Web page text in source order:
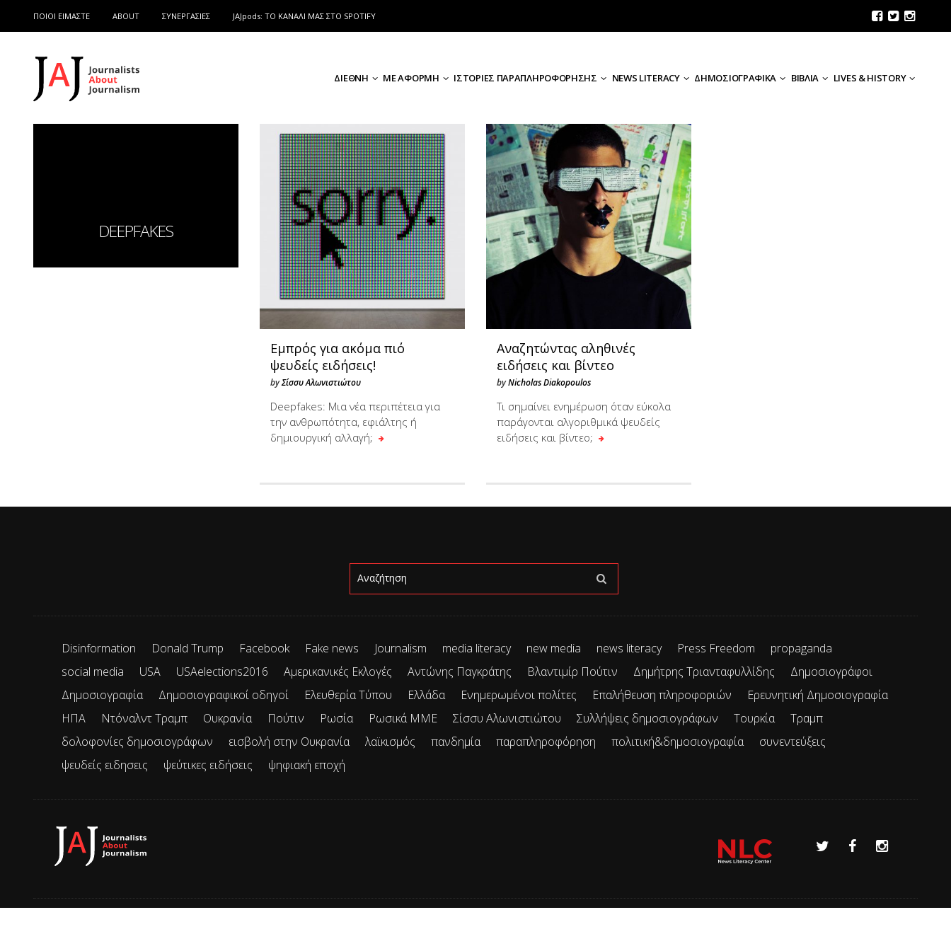
ΠΟΙΟΙ ΕΙΜΑΣΤΕ ABOUT ΣΥΝΕΡΓΑΣΙΕΣ JAJpods: TO ΚΑΝΑΛΙ ΜΑΣ ΣΤΟ SPOTIFY
ΔΙΕΘΝΗ ΜΕ ΑΦΟΡΜΗ ΙΣΤΟΡΙΕΣ ΠΑΡΑΠΛΗΡΟΦΟΡΗΣΗΣ NEWS LITERACY ΔΗΜΟΣΙΟΓΡΑΦΙΚΑ ΒΙΒΛΙΑ LIVES & HISTORY
DEEPFAKES
Εμπρός για ακόμα πιό
ψευδείς ειδήσεις!
byΣίσσυ Αλωνιστιώτου
Deepfakes: Μια νέα περιπέτεια για
την ανθρωπότητα, εφιάλτης ή
δημιουργική αλλαγή;
Αναζητώντας αληθινές
ειδήσεις και βίντεο
byNicholas Diakopoulos
Τι σημαίνει ενημέρωση όταν εύκολα
παράγονται αλγοριθμικά ψευδείς
ειδήσεις και βίντεο;
Disinformation Donald Trump Facebook Fake news Journalism media literacy new media news literacy Press Freedom
propaganda
social media
USA USAelections2016 Αμερικανικές Εκλογές Αντώνης Παγκράτης Βλαντιμίρ Πούτιν Δημήτρης Τριανταφυλλίδης
Δημοσιογράφοι
Δημοσιογραφία
Δημοσιογραφικοί οδηγοί Ελευθερία Τύπου Ελλάδα Ενημερωμένοι πολίτες Επαλήθευση πληροφοριών
Ερευνητική Δημοσιογραφία
ΗΠΑ
Ντόναλντ Τραμπ Ουκρανία Πούτιν Ρωσία Ρωσικά ΜΜΕ Σίσσυ Αλωνιστιώτου Συλλήψεις δημοσιογράφων Τουρκία
Τραμπ
δολοφονίες δημοσιογράφων
εισβολή στην Ουκρανία λαϊκισμός πανδημία παραπληροφόρηση πολιτική&δημοσιογραφία
συνεντεύξεις
ψευδείς ειδησεις
ψεύτικες ειδήσεις ψηφιακή εποχή